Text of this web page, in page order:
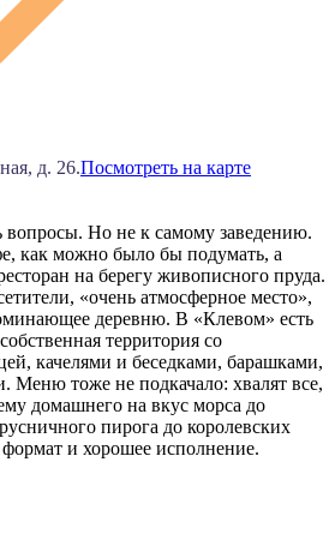
д. 26.Посмотреть на карте
Но не к самому заведению.
как можно было бы подумать, а
на берегу живописного пруда.
«очень атмосферное место»,
деревню. В «Клевом» есть
территория со
качелями и беседками, барашками,
Меню тоже не подкачало: хвалят все,
домашнего на вкус морса до
пирога до королевских
и хорошее исполнение.